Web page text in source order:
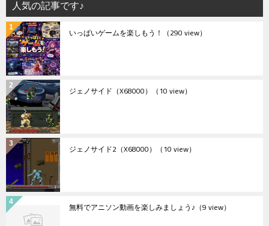
人気の記事です♪
いっぱいゲームを楽しもう！ （290 view）
ジェノサイド（X68000） （10 view）
ジェノサイド2（X68000） （10 view）
無料でアニソン動画を楽しみましょう♪ （9 view）